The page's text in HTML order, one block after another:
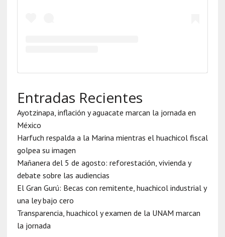
Entradas Recientes
Ayotzinapa, inflación y aguacate marcan la jornada en
México
Harfuch respalda a la Marina mientras el huachicol fiscal
golpea su imagen
Mañanera del 5 de agosto: reforestación, vivienda y
debate sobre las audiencias
El Gran Gurú: Becas con remitente, huachicol industrial y
una ley bajo cero
Transparencia, huachicol y examen de la UNAM marcan
la jornada